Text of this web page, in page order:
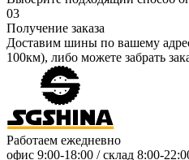
03
Получение заказа
Доставим шины по вашему
100км), либо можете забрать
Работаем ежедневно
офис 9:00-18:00 / склад 8:00-